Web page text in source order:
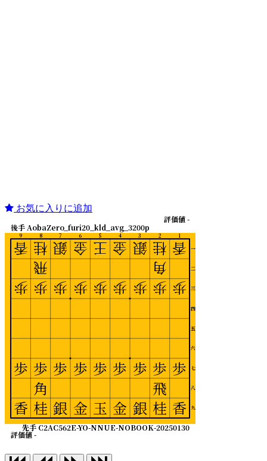
お気に入りに追加
1
2
3
4
5
6
7
8
9
一
二
三
四
五
六
七
八
九
先手 C2AC562E-YO-NNUE-NOBOOK-20250130
後手 AobaZero_furi20_kld_avg_3200p
評価値 -
評価値 -
香
歩
歩
香
桂
角
歩
歩
飛
桂
銀
歩
歩
銀
金
歩
歩
金
王
歩
歩
玉
金
歩
歩
金
銀
歩
歩
銀
桂
飛
歩
歩
角
桂
香
歩
歩
香